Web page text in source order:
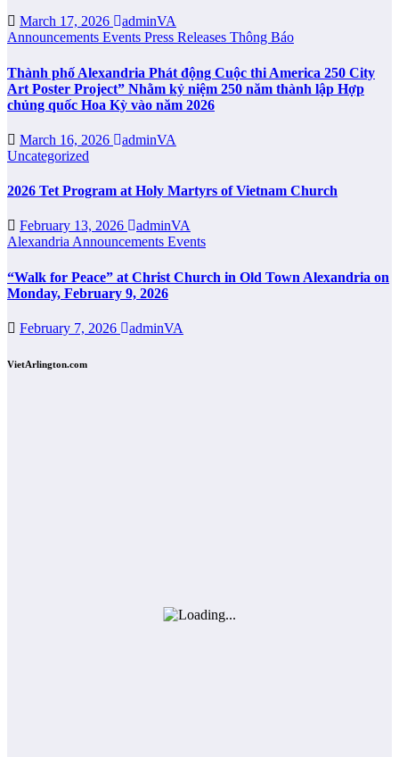
March 17, 2026
adminVA
Announcements Events Press Releases Thông Báo
Thành phố Alexandria Phát động Cuộc thi America 250 City
Art Poster Project” Nhằm kỷ niệm 250 năm thành lập Hợp
chủng quốc Hoa Kỳ vào năm 2026
March 16, 2026
adminVA
Uncategorized
2026 Tet Program at Holy Martyrs of Vietnam Church
February 13, 2026
adminVA
Alexandria Announcements Events
“Walk for Peace” at Christ Church in Old Town Alexandria on
Monday, February 9, 2026
February 7, 2026 adminVA
VietArlington.com